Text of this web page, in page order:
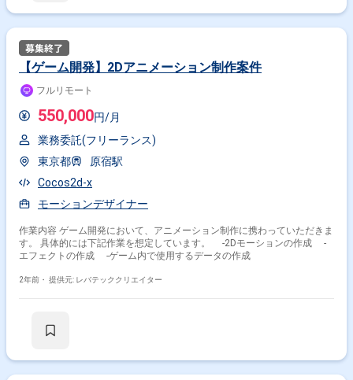
【ゲーム開発】2Dアニメーション制作案件
フルリモート
550,000円/月
業務委託(フリーランス)
東京都
原宿駅
Cocos2d-x
モーションデザイナー
作業内容 ゲーム開発において、アニメーション制作に携わっていただきま
す。 具体的には下記作業を想定しています。 -2Dモーションの作成 -
エフェクトの作成 -ゲーム内で使用するデータの作成
2年前・ 提供元: レバテッククリエイター